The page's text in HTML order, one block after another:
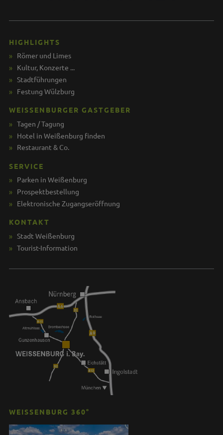
HIGHLIGHTS
Römer und Limes
Kultur, Konzerte ...
Stadtführungen
Festung Wülzburg
WEISSENBURGER GASTGEBER
Tagen / Tagung
Hotel in Weißenburg finden
Restaurant & Co.
SERVICE
Parken in Weißenburg
Prospektbestellung
Elektronische Zugangseröffnung
KONTAKT
Stadt Weißenburg
Tourist-Information
WEISSENBURG 360°